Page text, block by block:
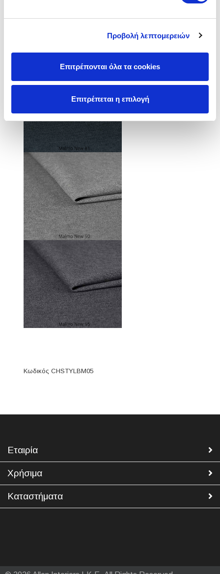
Προβολή λεπτομερειών
Επιτρέπονται όλα τα cookies
Επιτρέπεται η επιλογή
Κωδικός CΗSΤΥLΒΜ05
Εταιρία
Χρήσιμα
Καταστήματα